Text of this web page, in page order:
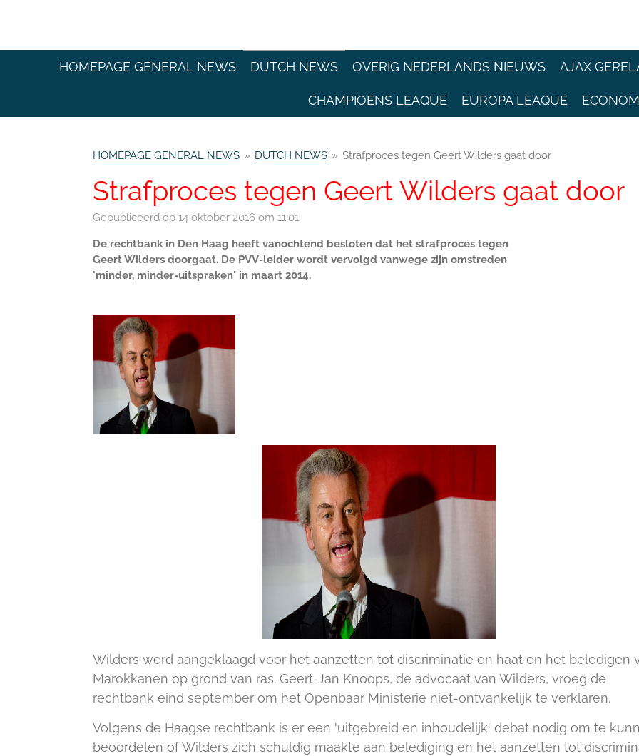
HOMEPAGE GENERAL NEWS DUTCH NEWS OVERIG NEDERLANDS NIEUWS AJAX
CHAMPIOENS LEAQUE EUROPA LEAQUE
HOMEPAGE GENERAL NEWS » DUTCH NEWS » Strafproces tegen Geert Wilders gaat door
Strafproces tegen Geert Wilders gaat door
Gepubliceerd op 14 oktober 2016 om 11:01
De rechtbank in Den Haag heeft vanochtend besloten dat het strafproces tegen
Geert Wilders doorgaat. De PVV-leider wordt vervolgd vanwege zijn omstreden
'minder, minder-uitspraken' in maart 2014.
Wilders werd aangeklaagd voor het aanzetten tot discriminatie en haat en het beledigen
Marokkanen op grond van ras. Geert-Jan Knoops, de advocaat van Wilders, vroeg de
rechtbank eind september om het Openbaar Ministerie niet-ontvankelijk te verklaren.
Volgens de Haagse rechtbank is er een 'uitgebreid en inhoudelijk' debat nodig om te
beoordelen of Wilders zich schuldig maakte aan belediging en het aanzetten tot